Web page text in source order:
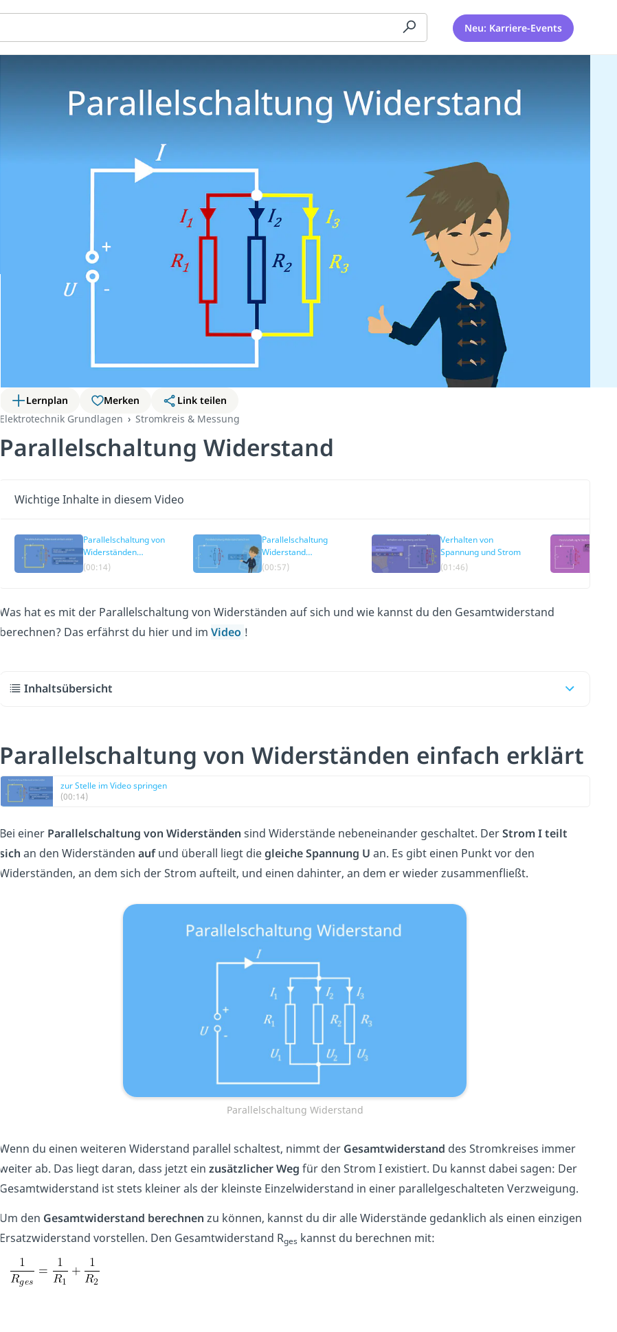
Neu: Karriere-Events
Lernplan Merken
Link teilen
Elektrotechnik Grundlagen
Stromkreis & Messung
Parallelschaltung Widerstand
Wichtige Inhalte in diesem Video
Parallelschaltung von
Widerständen
einfach erklärt
(00:14)
Parallelschaltung
Widerstand
berechnen
(00:57)
Verhalten von
Spannung und Strom
(01:46)
Was hat es mit der Parallelschaltung von Widerständen auf sich und wie kannst du den Gesamtwiderstand
berechnen? Das erfährst du hier und im Video !
Inhaltsübersicht
Parallelschaltung von Widerständen einfach erklärt
zur Stelle im Video springen
(00:14)
Bei einer Parallelschaltung von Widerständen sind Widerstände nebeneinander geschaltet. DerStrom I teilt
sich an den Widerständen aufund überall liegt diegleiche Spannung U an. Es gibt einen Punkt vor den
Widerständen, an dem sich der Strom aufteilt, und einen dahinter, an dem er wieder zusammenfließt.
Parallelschaltung Widerstand
Wenn du einen weiteren Widerstand parallel schaltest, nimmt der Gesamtwiderstand des Stromkreises immer
weiter ab. Das liegt daran, dass jetzt ein zusätzlicher Weg für den Strom I existiert. Du kannst dabei sagen: Der
Gesamtwiderstand ist stets kleiner als der kleinste Einzelwiderstand in einer parallelgeschalteten Verzweigung.
Um den Gesamtwiderstand berechnen zu können, kannst du dir alle Widerstände gedanklich als einen einzigen
Ersatzwiderstand vorstellen. Den Gesamtwiderstand Rges kannst du berechnen mit: